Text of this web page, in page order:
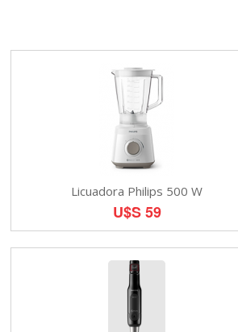
Licuadora Philips 500 W
U$S 59